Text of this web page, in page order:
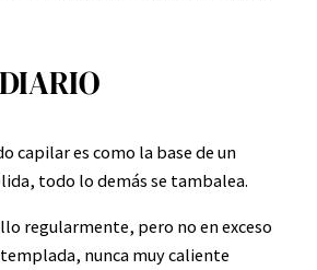
capilar es como la base de un
todo lo demás se tambalea.
regularmente, pero no en exceso
nunca muy caliente